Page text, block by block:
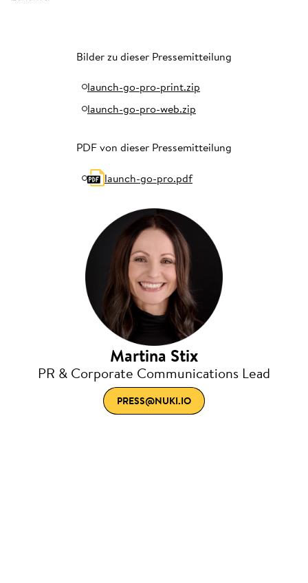
Bilder zu dieser Pressemitteilung
launch-go-pro-print.zip
launch-go-pro-web.zip
PDF von dieser Pressemitteilung
launch-go-pro.pdf
Martina Stix
PR & Corporate Communications Lead
PRESS@NUKI.IO